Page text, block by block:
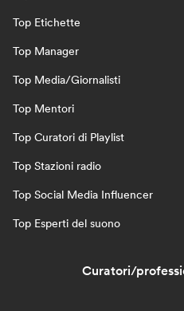
Top Etichette
Top Manager
Top Media/Giornalisti
Top Mentori
Top Curatori di Playlist
Top Stazioni radio
Top Social Media Influencer
Top Esperti del suono
Curatori/